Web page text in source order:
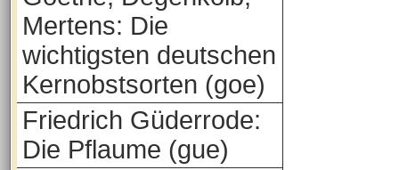
Mertens: Die
wichtigsten deutschen
Kernobstsorten (goe)
Friedrich Güderrode:
Die Pflaume (gue)